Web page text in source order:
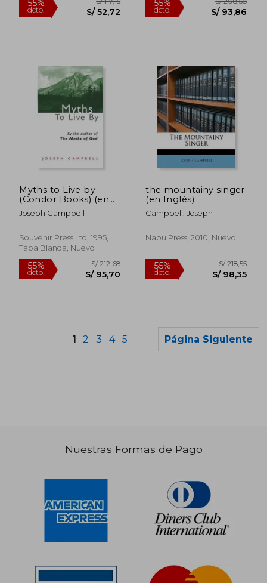
55% S/ 196,92 55%
Myths to Live by
(Condor Books) (en
Inglés)
Joseph Campbell
Souvenir Press Ltd, 1995,
Tapa Blanda, Nuevo
the mountainy singer
(en Inglés)
Campbell, Joseph
Nabu Press, 2010, Nuevo
1 2 3 4 5 Página Siguiente
Nuestras Formas de Pago